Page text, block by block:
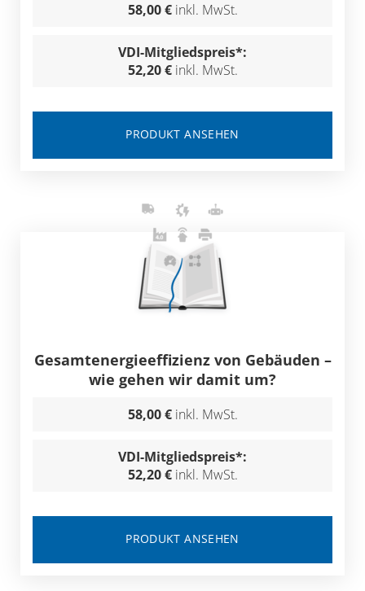
58,00 € inkl. MwSt.
VDI-Mitgliedspreis*:
52,20 € inkl. MwSt.
PRODUKT ANSEHEN
Gesamtenergieeffizienz von Gebäuden –
wie gehen wir damit um?
58,00 € inkl. MwSt.
VDI-Mitgliedspreis*:
52,20 € inkl. MwSt.
PRODUKT ANSEHEN